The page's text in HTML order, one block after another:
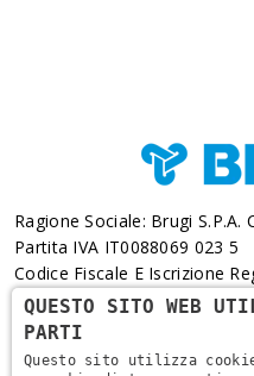
Ragione Sociale: Brugi S.p.A.
Partita IVA IT0088069 023 5
Codice Fiscale E Iscrizione
REA 166179 Verona -Cap.
Meccanogr. VR 002505
Via L. Pasteur, 6 - 37135 -
QUESTO SITO WEB
PARTI
Questo sito utilizza